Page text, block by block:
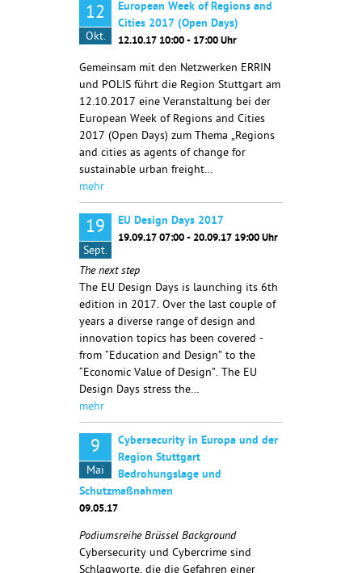
12
Okt.
European Week of Regions and
Cities 2017 (Open Days)
12.10.17 10:00 - 17:00 Uhr
Gemeinsam mit den Netzwerken ERRIN
und POLIS führt die Region Stuttgart am
12.10.2017 eine Veranstaltung bei der
European Week of Regions and Cities
2017 (Open Days) zum Thema „Regions
and cities as agents of change for
sustainable urban freight…
mehr
19
Sept.
EU Design Days 2017
19.09.17 07:00 - 20.09.17 19:00 Uhr
The next step
The EU Design Days is launching its 6th
edition in 2017. Over the last couple of
years a diverse range of design and
innovation topics has been covered -
from “Education and Design” to the
“Economic Value of Design”. The EU
Design Days stress the…
mehr
9
Mai
Cybersecurity in Europa und der
Region Stuttgart
Bedrohungslage und
Schutzmaßnahmen
09.05.17
Podiumsreihe Brüssel Background
Cybersecurity und Cybercrime sind